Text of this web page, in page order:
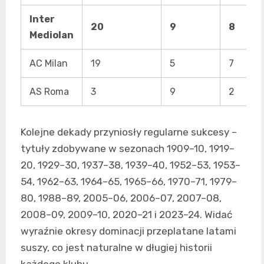
Inter
Mediolan
20 9 8
AC Milan 19 5 7
AS Roma 3 9 2
Kolejne dekady przyniosły regularne sukcesy –
tytuły zdobywane w sezonach 1909–10, 1919–
20, 1929–30, 1937–38, 1939–40, 1952–53, 1953–
54, 1962–63, 1964–65, 1965–66, 1970–71, 1979–
80, 1988–89, 2005–06, 2006–07, 2007–08,
2008–09, 2009–10, 2020–21 i 2023–24. Widać
wyraźnie okresy dominacji przeplatane latami
suszy, co jest naturalne w długiej historii